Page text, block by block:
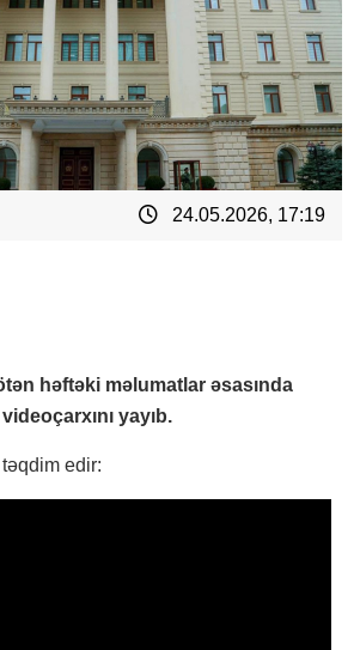
24.05.2026, 17:19
həftəki məlumatlar əsasında
yayıb.
təqdim edir: